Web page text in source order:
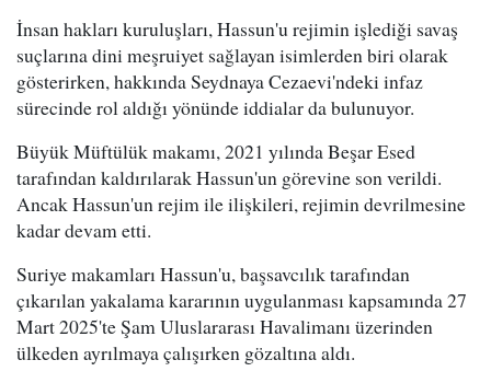
İnsan hakları kuruluşları, Hassun'u rejimin işlediği savaş
suçlarına dini meşruiyet sağlayan isimlerden biri olarak
gösterirken, hakkında Seydnaya Cezaevi'ndeki infaz
sürecinde rol aldığı yönünde iddialar da bulunuyor.
Büyük Müftülük makamı, 2021 yılında Beşar Esed
tarafından kaldırılarak Hassun'un görevine son verildi.
Ancak Hassun'un rejim ile ilişkileri, rejimin devrilmesine
kadar devam etti.
Suriye makamları Hassun'u, başsavcılık tarafından
çıkarılan yakalama kararının uygulanması kapsamında 27
Mart 2025'te Şam Uluslararası Havalimanı üzerinden
ülkeden ayrılmaya çalışırken gözaltına aldı.